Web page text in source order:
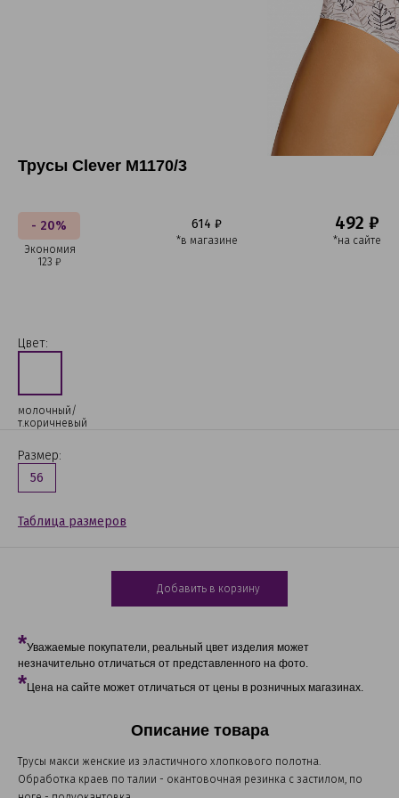
Трусы Clever M1170/3
Цвет:
молочный/
т.коричневый
Размер:
56
Таблица размеров
- 20%
Экономия
123 ₽
614 ₽
*в магазине
492 ₽
*на сайте
Добавить в корзину
*Уважаемые покупатели, реальный цвет изделия может
незначительно отличаться от представленного на фото.
*Цена на сайте может отличаться от цены в розничных магазинах.
Описание товара
Трусы макси женские из эластичного хлопкового полотна.
Обработка краев по талии - окантовочная резинка с застилом, по